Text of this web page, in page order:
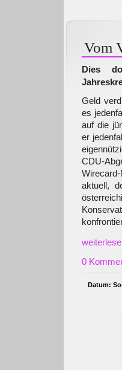
Vom
Dies
Geld
es
auf die
er
CDU-
aktuell,
0
Datum: